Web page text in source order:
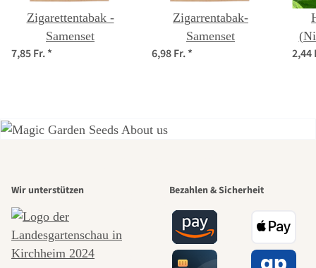
Zigarettentabak -
Samenset
7,85 Fr.*
Zigarrentabak-
Samenset
6,98 Fr.* 2,44
schönsten
Wege zu uns
Wir unterstützen Bezahlen & Sicherheit